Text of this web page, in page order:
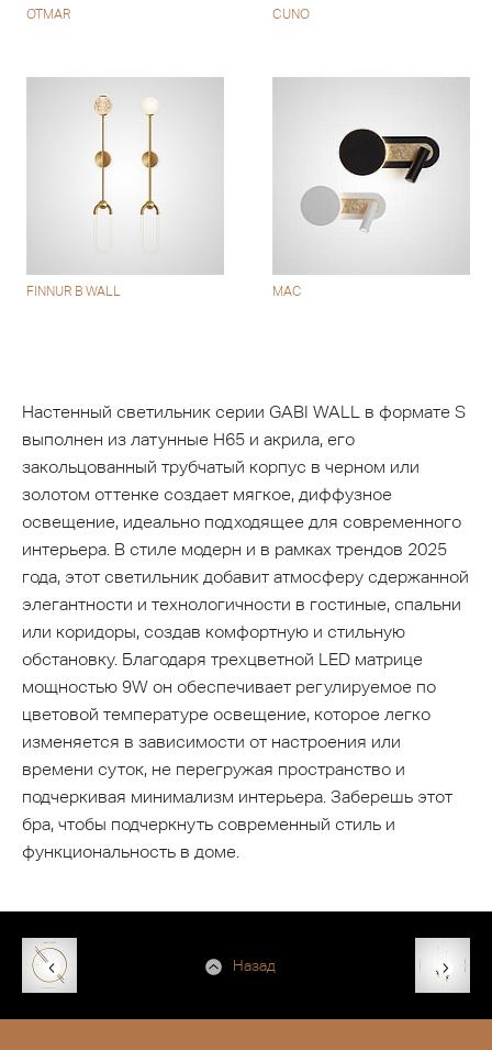
OTMAR CUNO
FINNUR B WALL MAC
Настенный светильник серии GABI WALL в формате S
выполнен из латунные H65 и акрила, его
закольцованный трубчатый корпус в черном или
золотом оттенке создает мягкое, диффузное
освещение, идеально подходящее для современного
интерьера. В стиле модерн и в рамках трендов 2025
года, этот светильник добавит атмосферу сдержанной
элегантности и технологичности в гостиные, спальни
или коридоры, создав комфортную и стильную
обстановку. Благодаря трехцветной LED матрице
мощностью 9W он обеспечивает регулируемое по
цветовой температуре освещение, которое легко
изменяется в зависимости от настроения или
времени суток, не перегружая пространство и
подчеркивая минимализм интерьера. Заберешь этот
бра, чтобы подчеркнуть современный стиль и
функциональность в доме.
Назад